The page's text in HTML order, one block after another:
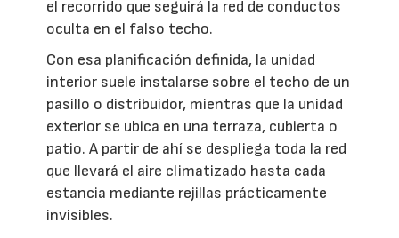
el recorrido que seguirá la red de conductos
oculta en el falso techo.
Con esa planificación definida, la unidad
interior suele instalarse sobre el techo de un
pasillo o distribuidor, mientras que la unidad
exterior se ubica en una terraza, cubierta o
patio. A partir de ahí se despliega toda la red
que llevará el aire climatizado hasta cada
estancia mediante rejillas prácticamente
invisibles.